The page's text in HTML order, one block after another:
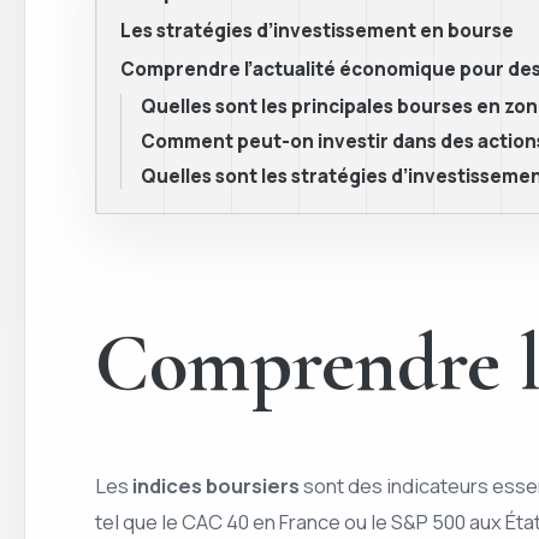
Les stratégies d’investissement en bourse
Comprendre l’actualité économique pour
Quelles sont les principales bourses en
Comment peut-on investir dans des
Quelles sont les stratégies
Comprendre
Les indices boursierssont des indicateurs
tel que le CAC 40 en France ou le S&P 500 aux